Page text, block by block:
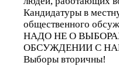
Кандидатуры в
общественного
НАДО НЕ О
ОБСУЖДЕНИИ С
Выборы вторичны!